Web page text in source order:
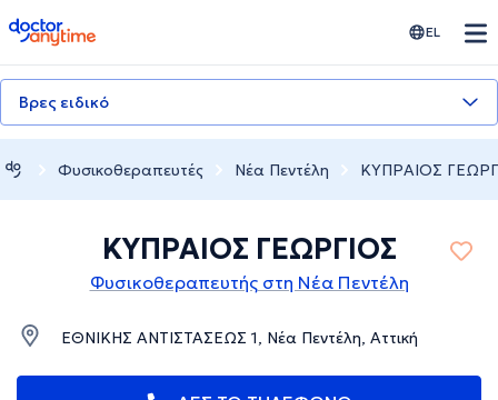
doctoranytime EL
Βρες ειδικό
Φυσικοθεραπευτές Νέα Πεντέλη ΚΥΠΡΑΙΟΣ
ΚΥΠΡΑΙΟΣ ΓΕΩΡΓΙΟΣ
Φυσικοθεραπευτής στη Νέα Πεντέλη
ΕΘΝΙΚΗΣ ΑΝΤΙΣΤΑΣΕΩΣ 1, Νέα Πεντέλη, Αττική